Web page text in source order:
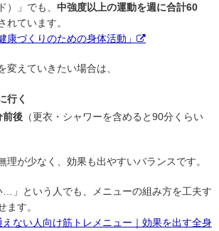
）」でも、 中強度以上の運動を週に合計60
れています。
康づくりのための身体活動」
変えていきたい場合は、
行く
前後 （更衣・シャワーを含めると90分くらい
理が少なく、効果も出やすいバランスです。
…」という人でも、メニューの組み方を工夫す
ます。
えない人向け筋トレメニュー｜効果を出す全身